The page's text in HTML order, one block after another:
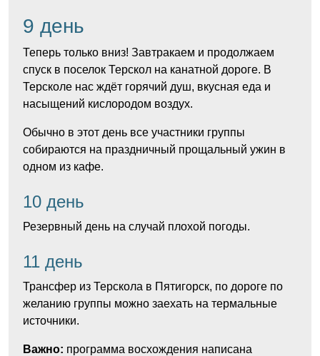
9 день
Теперь только вниз! Завтракаем и продолжаем
спуск в поселок Терскол на канатной дороге. В
Терсколе нас ждёт горячий душ, вкусная еда и
насыщений кислородом воздух.
Обычно в этот день все участники группы
собираются на праздничный прощальный ужин в
одном из кафе.
10 день
Резервный день на случай плохой погоды.
11 день
Трансфер из Терскола в Пятигорск, по дороге по
желанию группы можно заехать на термальные
источники.
Важно: программа восхождения написана